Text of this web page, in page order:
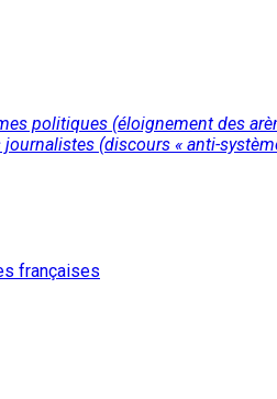
politiques (éloignement des
(discours « anti-
françaises